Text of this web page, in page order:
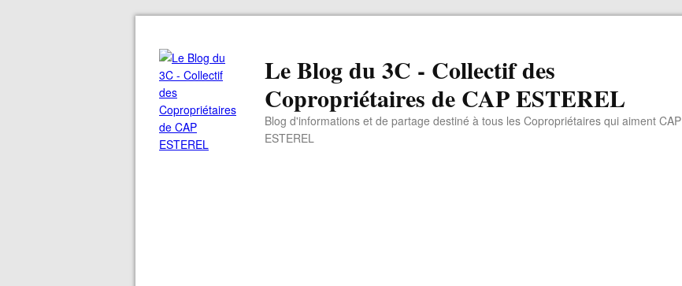
Le Blog du 3C - Collectif des
Copropriétaires de CAP ESTEREL
Blog d'informations et de partage destiné à tous les Copropriétaires qui aiment CAP
ESTEREL